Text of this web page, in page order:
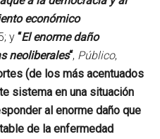
económico
y“El enorme daño
neoliberales“, Público,
(de los más acentuados
sistema en una situación
al enorme daño que
de la enfermedad